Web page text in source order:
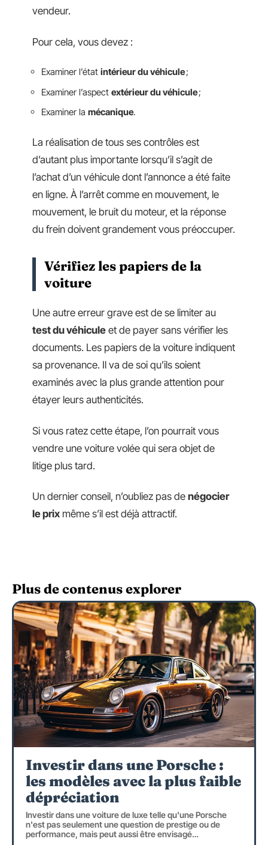
vendeur.
Pour cela, vous devez :
Examiner l’état intérieur du véhicule;
Examiner l’aspect extérieur du véhicule;
Examiner la mécanique.
La réalisation de tous ses contrôles est
d’autant plus importante lorsqu’il s’agit de
l’achat d’un véhicule dont l’annonce a été faite
en ligne. À l’arrêt comme en mouvement, le
mouvement, le bruit du moteur, et la réponse
du frein doivent grandement vous préoccuper.
Vérifiez les papiers de la
voiture
Une autre erreur grave est de se limiter au
test du véhicule et de payer sans vérifier les
documents. Les papiers de la voiture indiquent
sa provenance. Il va de soi qu’ils soient
examinés avec la plus grande attention pour
étayer leurs authenticités.
Si vous ratez cette étape, l’on pourrait vous
vendre une voiture volée qui sera objet de
litige plus tard.
Un dernier conseil, n’oubliez pas de négocier
le prix même s’il est déjà attractif.
Plus de contenus explorer
Investir dans une Porsche :
les modèles avec la plus faible
dépréciation
Investir dans une voiture de luxe telle qu'une Porsche
n'est pas seulement une question de prestige ou de
performance, mais peut aussi être envisagé…